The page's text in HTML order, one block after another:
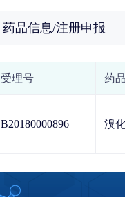
药品信息/注册申报
受理号 药
B20180000896 溴